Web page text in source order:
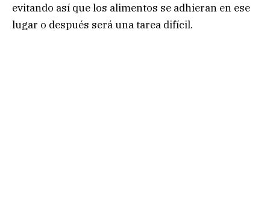
evitando así que los alimentos se adhieran en ese
lugar o después será una tarea difícil.